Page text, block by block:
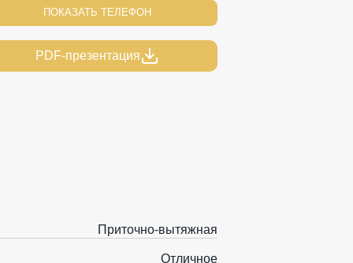
ПОКАЗАТЬ ТЕЛЕФОН
PDF-презентация
Приточно-вытяжная
Отличное